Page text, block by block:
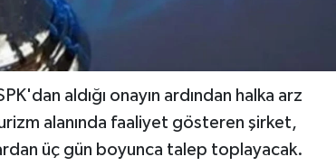
aldığı onayın ardından halka arz
alanında faaliyet gösteren şirket,
üç gün boyunca talep toplayacak.